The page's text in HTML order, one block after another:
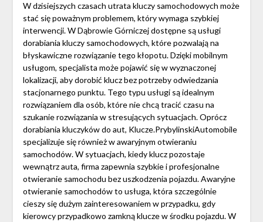
W dzisiejszych czasach utrata kluczy samochodowych może
stać się poważnym problemem, który wymaga szybkiej
interwencji. W Dąbrowie Górniczej dostępne są usługi
dorabiania kluczy samochodowych, które pozwalają na
błyskawiczne rozwiązanie tego kłopotu. Dzięki mobilnym
usługom, specjalista może pojawić się w wyznaczonej
lokalizacji, aby dorobić klucz bez potrzeby odwiedzania
stacjonarnego punktu. Tego typu usługi są idealnym
rozwiązaniem dla osób, które nie chcą tracić czasu na
szukanie rozwiązania w stresujących sytuacjach. Oprócz
dorabiania kluczyków do aut, Klucze.PrybylinskiAutomobile
specjalizuje się również w awaryjnym otwieraniu
samochodów. W sytuacjach, kiedy klucz pozostaje
wewnątrz auta, firma zapewnia szybkie i profesjonalne
otwieranie samochodu bez uszkodzenia pojazdu. Awaryjne
otwieranie samochodów to usługa, która szczególnie
cieszy się dużym zainteresowaniem w przypadku, gdy
kierowcy przypadkowo zamkną klucze w środku pojazdu. W